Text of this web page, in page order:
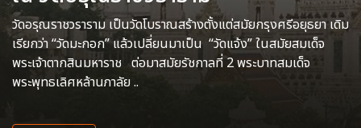
วัดอรุณราชวราราม เป็นวัดโบราณสร้างตั้งแต่สมัยกรุงศรีอยุธยา เดิม
เรียกว่า “วัดมะกอก” แล้วเปลี่ยนมาเป็น “วัดแจ้ง” ในสมัยสมเด็จ
พระเจ้าตากสินมหาราช ต่อมาสมัยรัชกาลที่ 2 พระบาทสมเด็จ
พระพุทธเลิศหล้านภาลัย ..